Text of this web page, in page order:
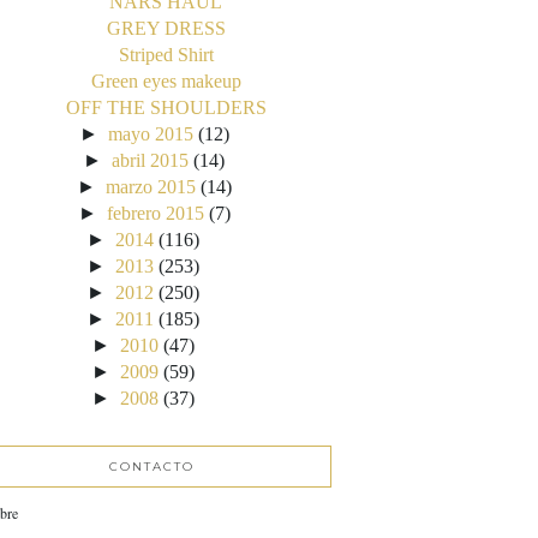
GREY DRESS
Striped Shirt
Green eyes makeup
OFF THE SHOULDERS
► mayo 2015 (12)
►abril 2015 (14)
► marzo 2015 (14)
► febrero 2015 (7)
► 2014 (116)
► 2013 (253)
► 2012 (250)
► 2011 (185)
► 2010 (47)
► 2009 (59)
► 2008 (37)
CONTACTO